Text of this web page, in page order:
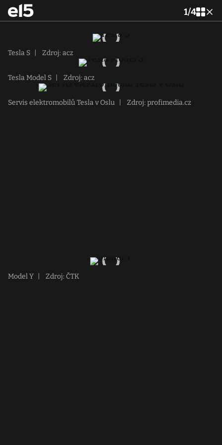
1/4
Tesla S Zdroj: acz
Tesla Model S Zdroj: acz
Servis elektromobilů Tesla v Oslu Zdroj: profimedia.cz
Model Y Zdroj: ČTK